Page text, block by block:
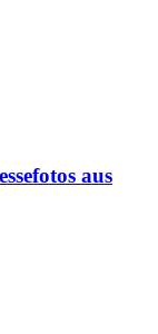
aus